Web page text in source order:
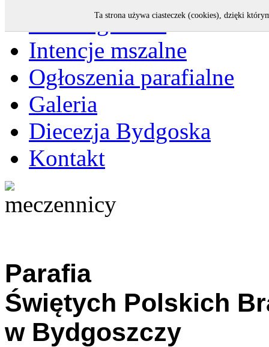
Strona główna
Intencje mszalne
Ogłoszenia parafialne
Galeria
Diecezja Bydgoska
Kontakt
Parafia
Świętych Polskich
w Bydgoszczy
Ta strona używa ciasteczek (cookies), dzięki